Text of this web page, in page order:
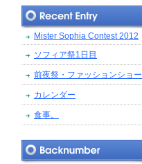
Mister Sophia Contest 2012
ソフィア祭1日目
前夜祭・ファッションショー
カレンダー
食事。